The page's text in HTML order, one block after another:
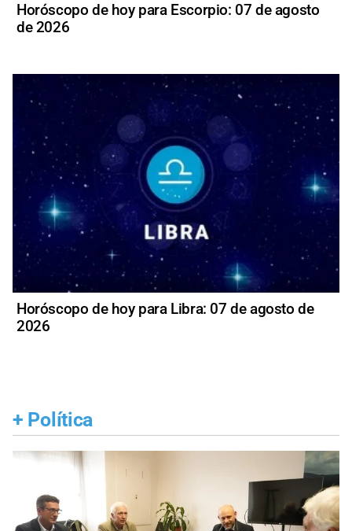
Horóscopo de hoy para Escorpio: 07 de agosto
de 2026
Horóscopo de hoy para Libra: 07 de agosto de
2026
+ Política